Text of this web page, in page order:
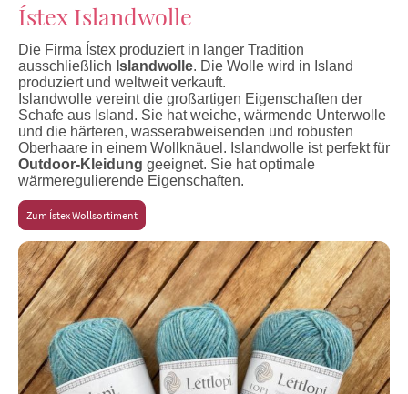
Die Firma Ístex produziert in langer Tradition
ausschließlich Islandwolle. Die Wolle wird in Island
produziert und weltweit verkauft.
Islandwolle vereint die großartigen Eigenschaften der
Schafe aus Island. Sie hat weiche, wärmende Unterwolle
und die härteren, wasserabweisenden und robusten
Oberhaare in einem Wollknäuel. Islandwolle ist perfekt für
Outdoor-Kleidung geeignet. Sie hat optimale
wärmeregulierende Eigenschaften.
Ístex Islandwolle
Zum Ístex Wollsortiment